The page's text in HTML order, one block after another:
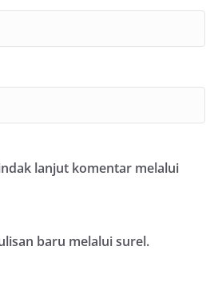
lanjut komentar melalui
baru melalui surel.